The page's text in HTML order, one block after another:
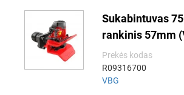
Sukabintuvas
rankinis 57mm
Prekės kodas
R09316700
VBG